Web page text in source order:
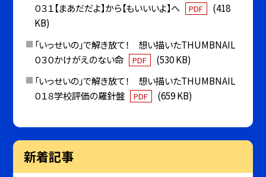
０３１【まあだだよ】から【もいいいよ】へ
PDF
(418
KB)
「いっせいの」で解き放て！ 想い描いたTHUMBNAIL
０３０かけがえのない命
PDF
(530 KB)
「いっせいの」で解き放て！ 想い描いたTHUMBNAIL
０１８学校評価の羅針盤
PDF (659 KB)
新着記事